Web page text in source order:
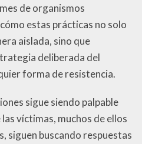
de organismos
estas prácticas no solo
aislada, sino que
deliberada del
forma de resistencia.
sigue siendo palpable
víctimas, muchos de ellos
siguen buscando respuestas